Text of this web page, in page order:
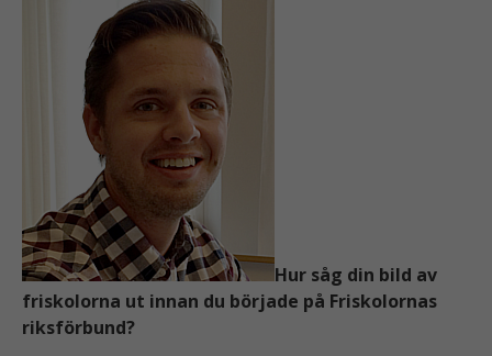
Hur såg din bild av
friskolorna ut innan du började på Friskolornas
riksförbund?